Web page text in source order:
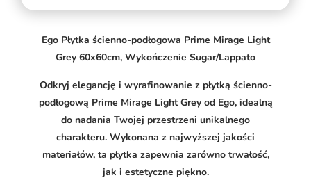
Ego Płytka ścienno-podłogowa Prime Mirage Light
Grey 60x60cm, Wykończenie Sugar/Lappato
Odkryj elegancję i wyrafinowanie z płytką ścienno-
podłogową Prime Mirage Light Grey od Ego, idealną
do nadania Twojej przestrzeni unikalnego
charakteru. Wykonana z najwyższej jakości
materiałów, ta płytka zapewnia zarówno trwałość,
jak i estetyczne piękno.